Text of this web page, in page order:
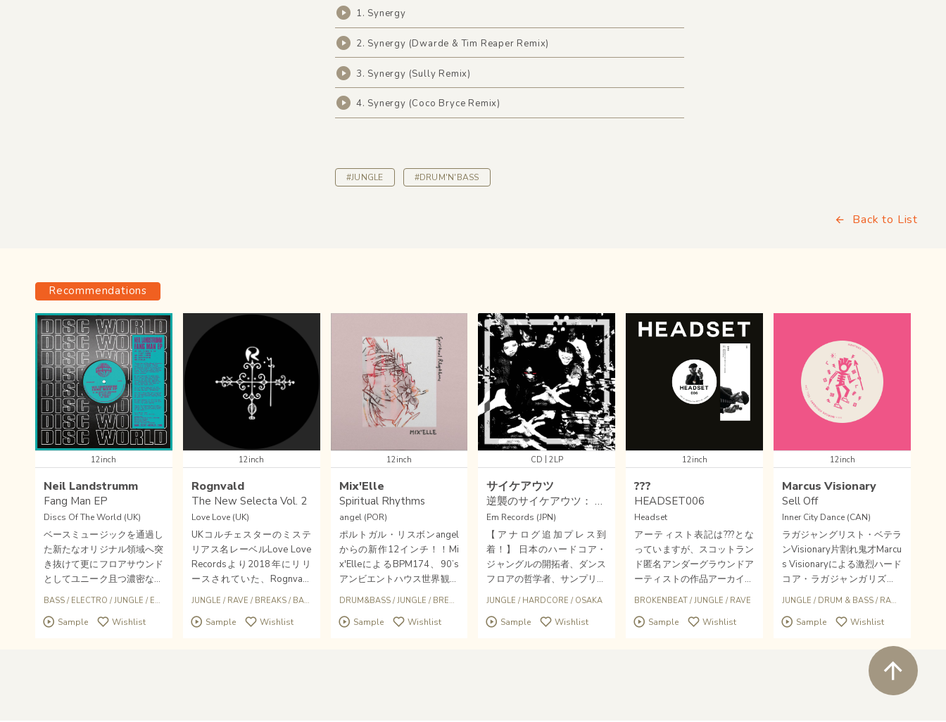
1. Synergy
2. Synergy (Dwarde & Tim Reaper Remix)
3. Synergy (Sully Remix)
4. Synergy (Coco Bryce Remix)
#JUNGLE #DRUM'N'BASS
Back to List
Recommendations
12inch
Neil Landstrumm
Fang Man EP
Discs Of The World (UK)
ベースミュージックを通過し
た新たなオリジナル領域へ突
き抜けて更にフロアサウンド
としてユニーク且つ濃密な空
間へとオールタイム誘ってく
レクトロ鬼才Neil Landstrum
BASS / ELECTRO /JUNGLE / EXPERIMENTAL BREAKBEAT HARDCORE
Sample Wishlist
12inch
Rognvald
The New Selecta Vol. 2
Love Love (UK)
UKコルチェスターのミステ
リアス名レーベルLove Love
Recordsより2018年にリリ
ースされていた、Rognvald
ことRichard Wilsonによる
ドスクールジャングル名シー
JUNGLE / RAVE / BREAKS/ BASS
Sample Wishlist
12inch
Mix'Elle
Spiritual Rhythms
angel (POR)
ポルトガル・リスボンangel
からの新作12インチ！！Mi
x'ElleによるBPM174、90’s
アンビエントハウス世界観も
内包した透明感バレアリッ
ャングル軽快トラックA1「s
DRUM&BASS/JUNGLE / BREAKBEATS /ELECTRTONICA
Sample Wishlist
CD | 2LP
サイケアウツ
逆襲のサイケアウツ： ベスト・カッツ 1995-2000
Em Records (JPN)
【アナログ追加プレス到
着！】 日本のハードコア・
ジャングルの開拓者、ダンス
フロアの哲学者、サンプリン
グ・ダンスミュージックの扇
アンダーグラウンドに出現し
JUNGLE / HARDCORE / OSAKA
Sample Wishlist
12inch
???
HEADSET006
Headset
アーティスト表記は???とな
っていますが、スコットラン
ド匿名アンダーグラウンドア
ーティストの作品アーカイブ
から厳選3曲が収録されてい
ニマルエレクトロファンク、
BROKENBEAT /JUNGLE / RAVE
Sample Wishlist
12inch
Marcus Visionary
Sell Off
Inner City Dance (CAN)
ラガジャングリスト・ベテラ
ンVisionary片割れ鬼才Marcu
s Visionaryによる激烈ハード
コア・ラガジャンガリズム3
トラック12インチ！！！音
クラッシュ！マッシヴ狂おし
JUNGLE / DRUM & BASS / RAGGA JUNGLE
Sample Wishlist